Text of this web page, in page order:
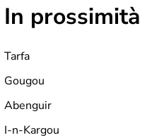
In prossimità
Tarfa
Gougou
Abenguir
I-n-Kargou